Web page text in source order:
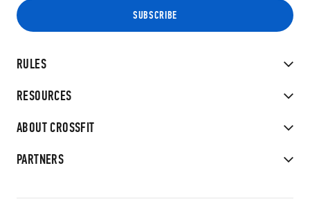
RULES
RESOURCES
ABOUT CROSSFIT
PARTNERS